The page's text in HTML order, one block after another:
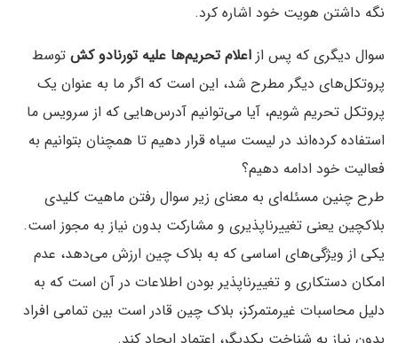
نگه داشتن هویت خود اشاره کرد.
سوال دیگری که پس از اعلام تحریم‌ها علیه تورنادو کش توسط
پروتکل‌های دیگر مطرح شد، این است که اگر ما به عنوان یک
پروتکل تحریم شویم، آیا می‌توانیم آدرس‌هایی که از سرویس ما
استفاده کرده‌اند در لیست سیاه قرار دهیم تا همچنان بتوانیم به
فعالیت خود ادامه دهیم؟
طرح چنین مسئله‌ای به معنای زیر سوال رفتن ماهیت کلیدی
بلاکچین یعنی تغییرناپذیری و مشارکت بدون نیاز به مجوز است.
یکی از ویژگی‌های اساسی که به بلاک چین ارزش می‌دهد، عدم
امکان دستکاری و تغییرناپذیر بودن اطلاعات در آن است که به
دلیل محاسبات غیرمتمرکز، بلاک چین قادر است بین تمامی افراد